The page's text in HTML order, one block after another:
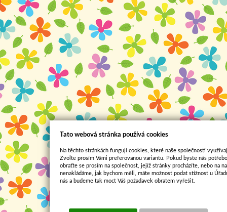
Tato webová stránka používá cookies
Na těchto stránkách fungují cookies, které naše společnosti
Zvolte prosím Vámi preferovanou variantu. Pokud byste nás
obraťte se prosím na společnost, jejíž stránky procházíte, nebo na
nenakládáme, jak bychom měli, máte možnost podat stížnost u
nás a budeme tak moct Váš požadavek obratem vyřešit.